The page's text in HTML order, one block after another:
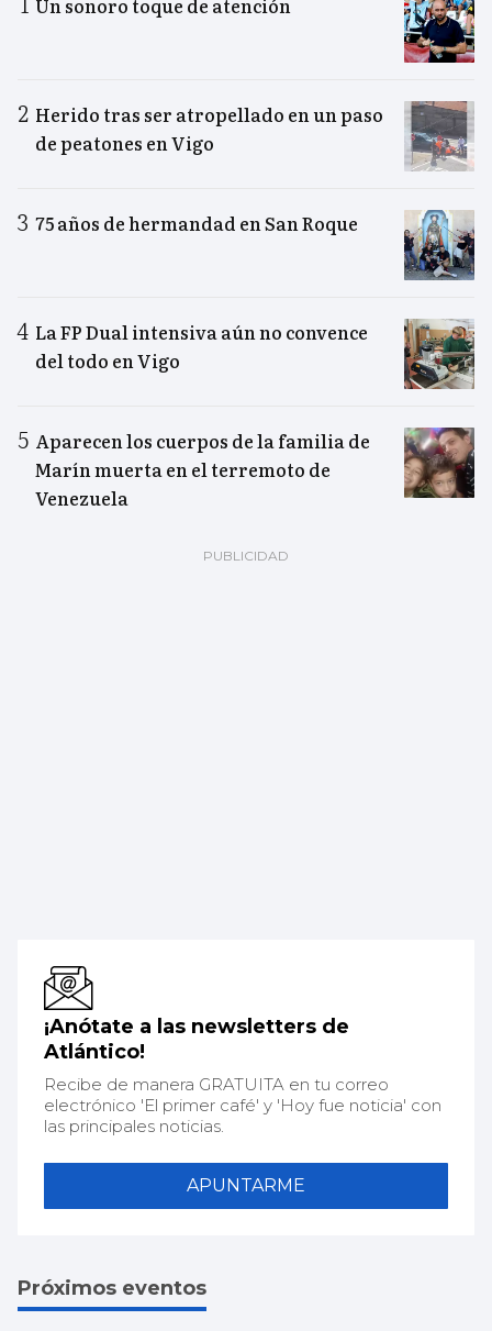
Un sonoro toque de atención
Herido tras ser atropellado en un paso
de peatones en Vigo
75 años de hermandad en San Roque
La FP Dual intensiva aún no convence
del todo en Vigo
Aparecen los cuerpos de la familia de
Marín muerta en el terremoto de
Venezuela
¡Anótate a las newsletters de
Atlántico!
Recibe de manera GRATUITA en tu correo
electrónico 'El primer café' y 'Hoy fue noticia' con
las principales noticias.
APUNTARME
Próximos eventos